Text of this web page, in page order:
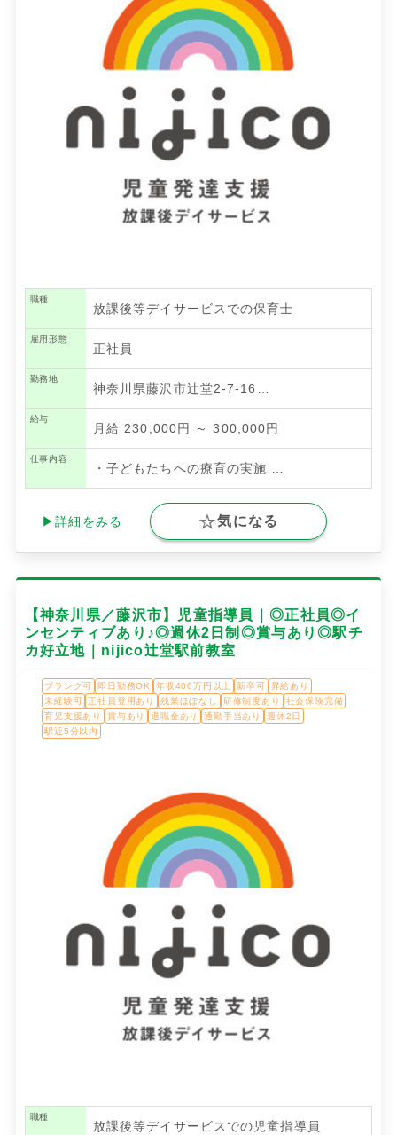
職種
放課後等デイサービスでの保育士
雇用形態
正社員
勤務地
神奈川県藤沢市辻堂2-7-16…
給与
月給 230,000円 ～ 300,000円
仕事内容
・子どもたちへの療育の実施 …
▶詳細をみる 気になる
【神奈川県／藤沢市】児童指導員｜◎正社員◎イ
ンセンティブあり♪◎週休2日制◎賞与あり◎駅チ
カ好立地｜nijico辻堂駅前教室
ブランク可 即日勤務OK 年収400万円以上 新卒可
昇給あり
未経験可 正社員登用あり 残業ほぼなし 研修制度あり
社会保険完備
育児支援あり
賞与あり 退職金あり 通勤手当あり
週休2日
駅近5分以内
職種
放課後等デイサービスでの児童指導員